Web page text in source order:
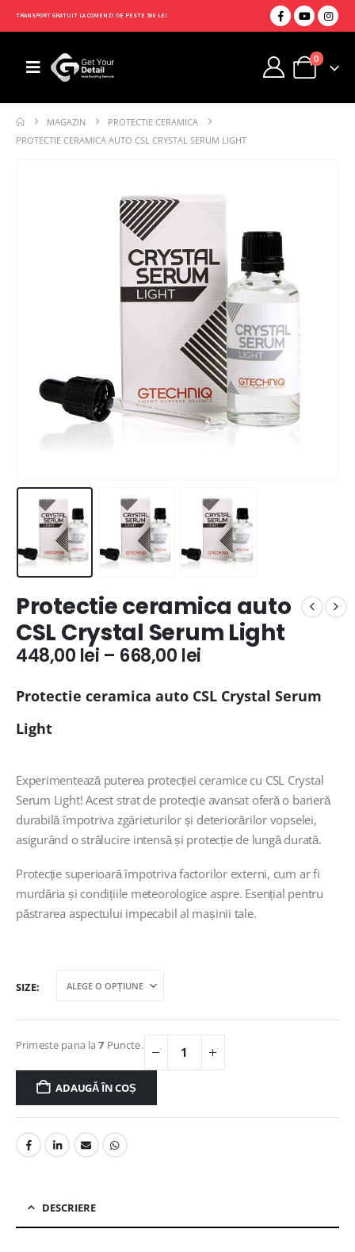
TRANSPORT GRATUIT LA COMENZI DE PESTE 500 LEI
0
MAGAZIN
PROTECTIE CERAMICA
PROTECTIE CERAMICA AUTO CSL CRYSTAL SERUM LIGHT
Protectie ceramica auto
CSL Crystal Serum Light
448,00 lei – 668,00 lei
Protectie ceramica auto CSL Crystal Serum
Light
Experimentează puterea protecției ceramice cu CSL Crystal
Serum Light! Acest strat de protecție avansat oferă o barieră
durabilă împotriva zgârieturilor și deteriorărilor vopselei,
asigurând o strălucire intensă și protecție de lungă durată.
Protecție superioară împotriva factorilor externi, cum ar fi
murdăria și condițiile meteorologice aspre. Esențial pentru
păstrarea aspectului impecabil al mașinii tale.
SIZE
Primeste pana la7 Puncte.
ADAUGĂ ÎN COȘ
DESCRIERE